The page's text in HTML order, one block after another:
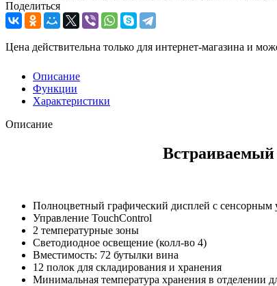
Поделиться
Цена действительна только для интернет-магазина и
Описание
Функции
Характеристики
Описание
Полноцветный графический дисплей с сенсорным
Управление TouchControl
2 температурные зоны
Светодиодное освещение (колл-во 4)
Вместимость: 72 бутылки вина
12 полок для складирования и хранения
Минимальная температура хранения в отделении